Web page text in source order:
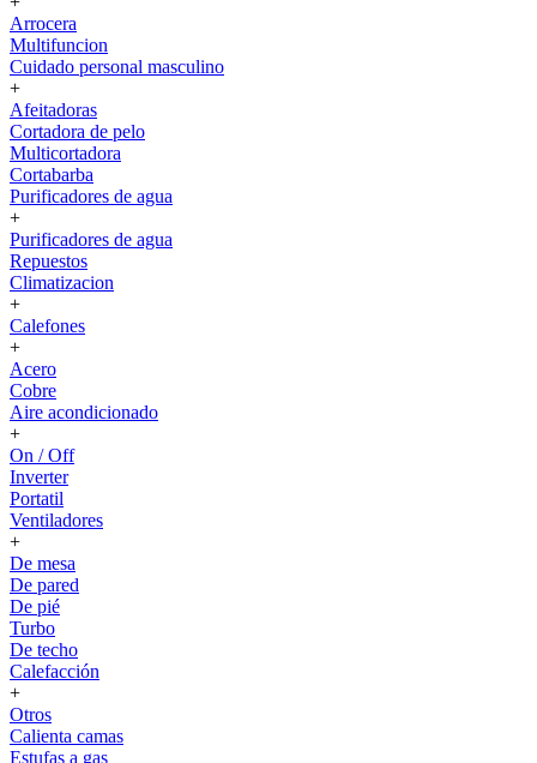
Arrocera
Multifuncion
Cuidado personal masculino
+
Afeitadoras
Cortadora de pelo
Multicortadora
Cortabarba
Purificadores de agua
+
Purificadores de agua
Repuestos
Climatizacion
+
Calefones
+
Acero
Cobre
Aire acondicionado
+
On / Off
Inverter
Portatil
Ventiladores
+
De mesa
De pared
De pié
Turbo
De techo
Calefacción
+
Otros
Calienta camas
Estufas a gas